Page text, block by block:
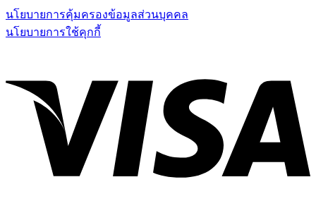
฿1,385.00.฿1,066.45.
นโยบายการคุ้มครองข้อมูลส่วนบุคคล
นโยบายการใช้คุกกี้